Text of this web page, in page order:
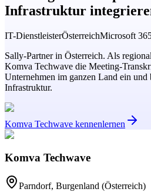
Infrastruktur
IT-DienstleisterÖsterreichMicrosoft
Sally-Partner in Österreich. Als
Komva Techwave die Meeting-
Unternehmen im ganzen Land ein und
Infrastruktur.
Komva Techwave kennenlernen
Komva Techwave
Parndorf, Burgenland (Österreich)